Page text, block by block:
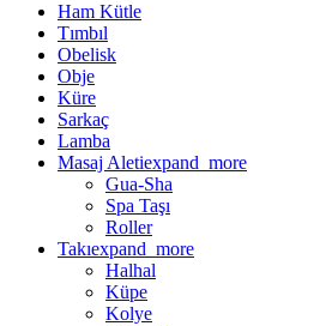
Ham Kütle
Tımbıl
Obelisk
Obje
Küre
Sarkaç
Lamba
Masaj Aletiexpand_more
Gua-Sha
Spa Taşı
Roller
Takıexpand_more
Halhal
Küpe
Kolye